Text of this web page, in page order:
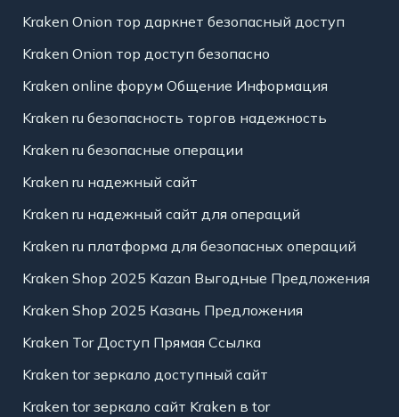
Kraken Onion тор даркнет безопасный доступ
Kraken Onion тор доступ безопасно
Kraken online форум Общение Информация
Kraken ru безопасность торгов надежность
Kraken ru безопасные операции
Kraken ru надежный сайт
Kraken ru надежный сайт для операций
Kraken ru платформа для безопасных операций
Kraken Shop 2025 Kazan Выгодные Предложения
Kraken Shop 2025 Казань Предложения
Kraken Tor Доступ Прямая Ссылка
Kraken tor зеркало доступный сайт
Kraken tor зеркало сайт Kraken в tor